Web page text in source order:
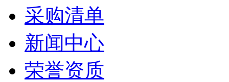
采购清单
新闻中心
荣誉资质